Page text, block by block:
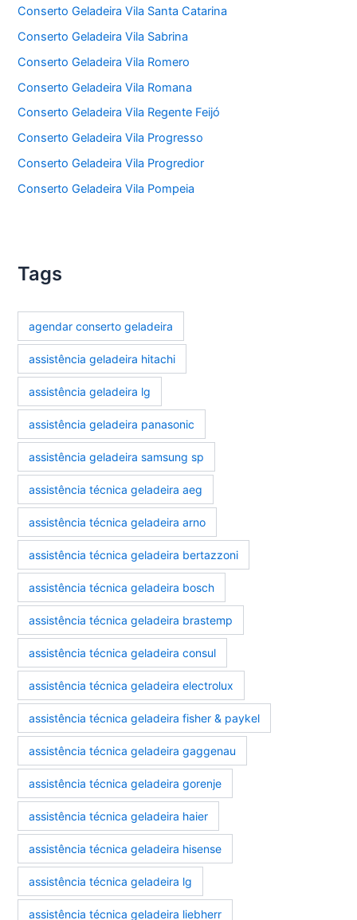
Conserto Geladeira Vila Santa Catarina
Conserto Geladeira Vila Sabrina
Conserto Geladeira Vila Romero
Conserto Geladeira Vila Romana
Conserto Geladeira Vila Regente Feijó
Conserto Geladeira Vila Progresso
Conserto Geladeira Vila Progredior
Conserto Geladeira Vila Pompeia
Tags
agendar conserto geladeira
assistência geladeira hitachi
assistência geladeira lg
assistência geladeira panasonic
assistência geladeira samsung sp
assistência técnica geladeira aeg
assistência técnica geladeira arno
assistência técnica geladeira bertazzoni
assistência técnica geladeira bosch
assistência técnica geladeira brastemp
assistência técnica geladeira consul
assistência técnica geladeira electrolux
assistência técnica geladeira fisher & paykel
assistência técnica geladeira gaggenau
assistência técnica geladeira gorenje
assistência técnica geladeira haier
assistência técnica geladeira hisense
assistência técnica geladeira lg
assistência técnica geladeira liebherr